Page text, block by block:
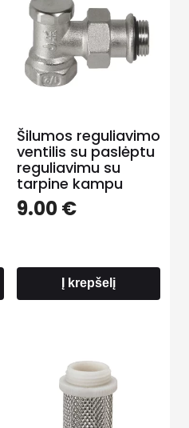
Šilumos reguliavimo
ventilis su paslėptu
reguliavimu su
tarpine kampu
9.00€
Į krepšelį